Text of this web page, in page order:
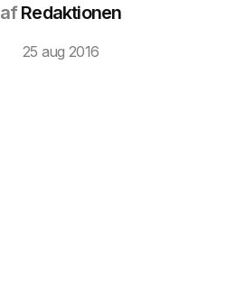
afRedaktionen
25 aug 2016